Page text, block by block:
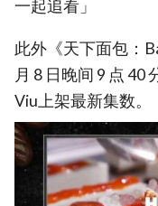
一起追看」
此外《天下面包：
月 8 日晚间 9 点 40
Viu上架最新集数。